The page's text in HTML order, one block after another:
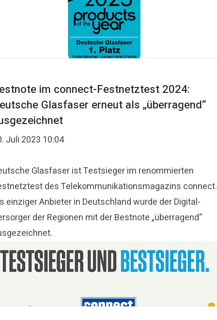
im connect-Festnetztest 2024:
Glasfaser erneut als „überragend“
Juli 2023 10:04
Glasfaser ist Testsieger im renommierten
des Telekommunikationsmagazins connect.
einziger Anbieter in Deutschland wurde der Digital-
der Regionen mit der Bestnote „überragend“